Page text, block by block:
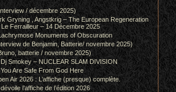
/ décembre 2025)
Gryning , Angstkrig – The European Regeneration
Ferrailleur – 14 Décembre 2025
Monuments of Obscuration
de Benjamin, Batterie/ novembre 2025)
batterie / novembre 2025)
Smokey – NUCLEAR SLAM DIVISION
Are Safe From God Here
Air 2026 : L’affiche (presque) complète.
l’affiche de l’édition 2026